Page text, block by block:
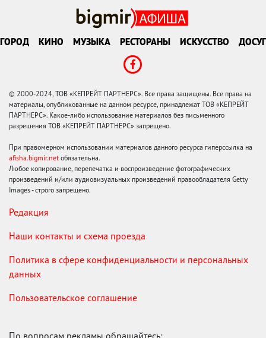
ГОРОД КИНО МУЗЫКА РЕСТОРАНЫ ИСКУССТВО ДОСУГ
© 2000-2024, ТОВ «КЕПРЕЙТ ПАРТНЕРС». Все права защищены. Все права на
материалы, опубликованные на данном ресурсе, принадлежат ТОВ «КЕПРЕЙТ
ПАРТНЕРС». Какое-либо использование материалов без письменного
разрешения ТОВ «КЕПРЕЙТ ПАРТНЕРС» запрещено.
При правомерном использовании материалов данного ресурса гиперссылка на
afisha.bigmir.net обязательна.
Любое копирование, перепечатка и воспроизведение фотографических
произведений и/или аудиовизуальных произведений правообладателя Getty
Images - строго запрещено.
Редакция
Наши контакты и схема проезда
Политика в сфере конфиденциальности и персональных
данных
Пользовательское соглашение
По вопросам рекламы обращайтесь: